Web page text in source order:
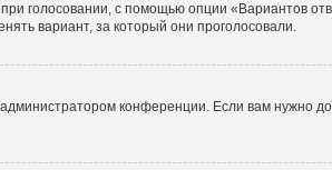
голосовании, с помощью опции «Вариантов
вариант, за который они проголосовали.
конференции. Если вам нужно